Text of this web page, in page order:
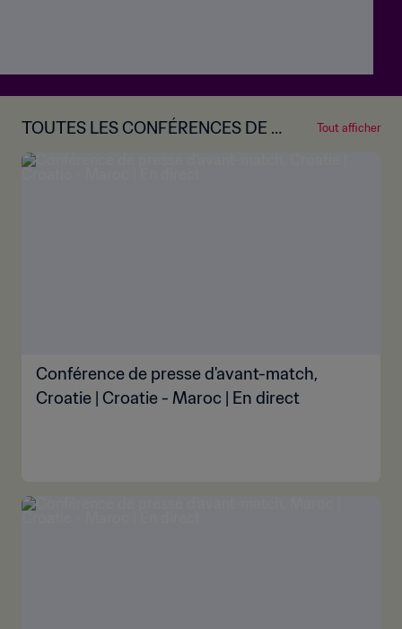
TOUTES LES CONFÉRENCES DE P
RESSE D'AVANT-MATCH
Tout afficher
Conférence de presse d'avant-match,
Croatie | Croatie - Maroc | En direct